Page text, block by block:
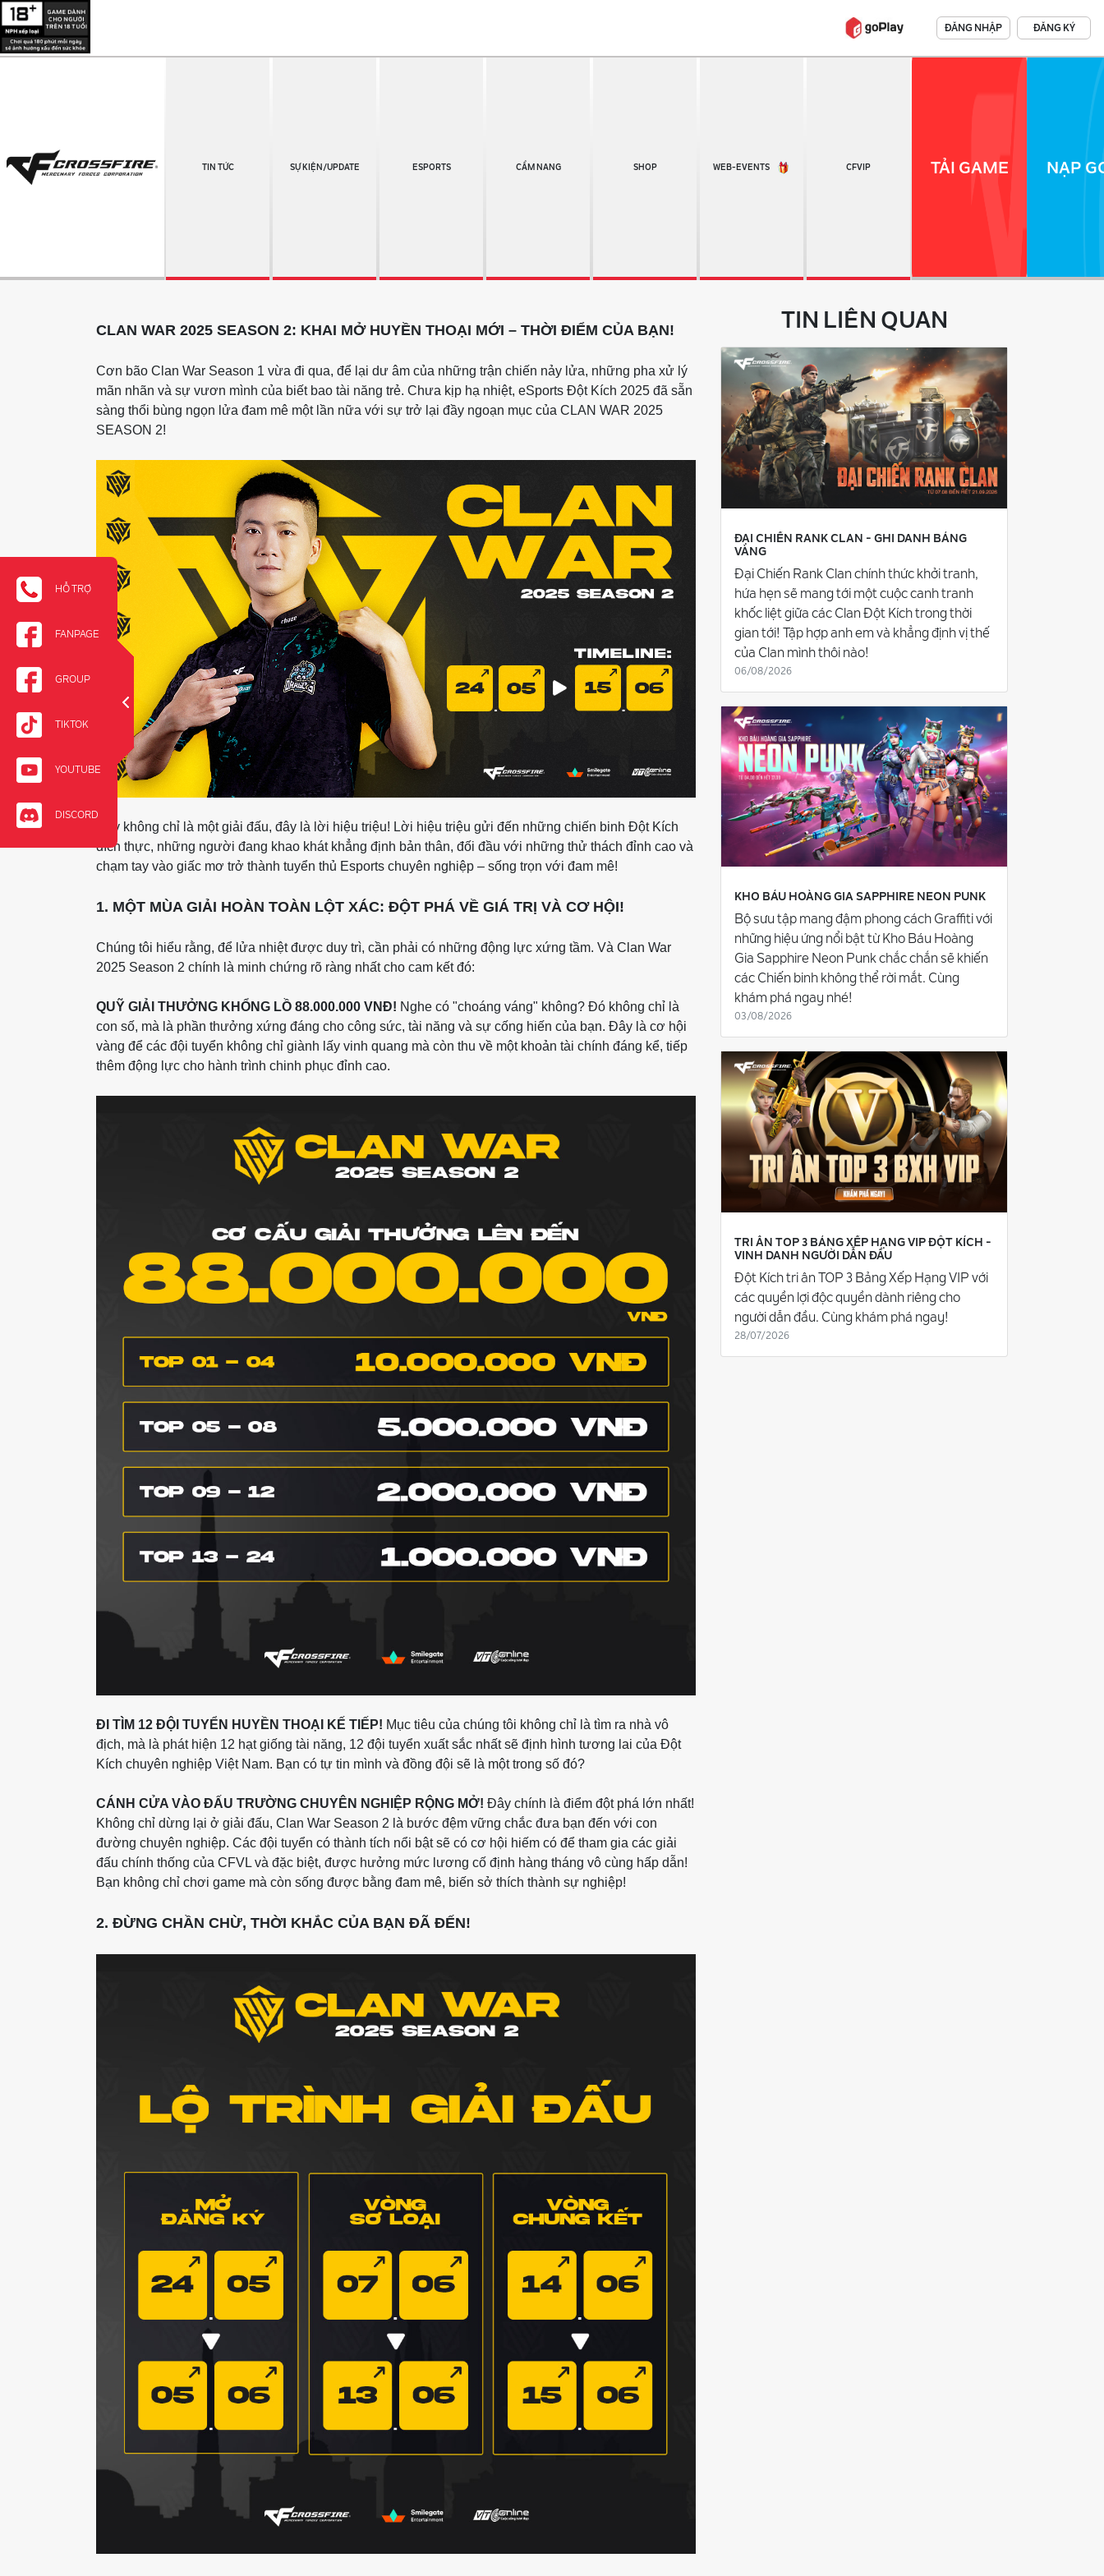
HỖ TRỢ
FANPAGE
GROUP
TIKTOK
YOUTUBE
DISCORD
ĐĂNG NHẬP ĐĂNG KÝ
TIN TỨC SỰ KIỆN/UPDATE ESPORTS CẨM NANG SHOP WEB-EVENTS CFVIP TẢI GAME NẠP
CLAN WAR 2025 SEASON 2: KHAI MỞ HUYỀN THOẠI MỚI – THỜI ĐIỂM CỦA BẠN!
Cơn bão Clan War Season 1 vừa đi qua, để lại dư âm của những trận chiến nảy lửa, những pha xử lý
mãn nhãn và sự vươn mình của biết bao tài năng trẻ. Chưa kịp hạ nhiệt, eSports Đột Kích 2025 đã sẵn
sàng thổi bùng ngọn lửa đam mê một lần nữa với sự trở lại đầy ngoạn mục của CLAN WAR 2025
SEASON 2!
Đây không chỉ là một giải đấu, đây là lời hiệu triệu! Lời hiệu triệu gửi đến những chiến binh Đột Kích
đích thực, những người đang khao khát khẳng định bản thân, đối đầu với những thử thách đỉnh cao và
chạm tay vào giấc mơ trở thành tuyển thủ Esports chuyên nghiệp – sống trọn với đam mê!
1. MỘT MÙA GIẢI HOÀN TOÀN LỘT XÁC: ĐỘT PHÁ VỀ GIÁ TRỊ VÀ CƠ HỘI!
Chúng tôi hiểu rằng, để lửa nhiệt được duy trì, cần phải có những động lực xứng tầm. Và Clan War
2025 Season 2 chính là minh chứng rõ ràng nhất cho cam kết đó:
QUỸ GIẢI THƯỞNG KHỔNG LỒ 88.000.000 VNĐ! Nghe có "choáng váng" không? Đó không chỉ là
con số, mà là phần thưởng xứng đáng cho công sức, tài năng và sự cống hiến của bạn. Đây là cơ hội
vàng để các đội tuyển không chỉ giành lấy vinh quang mà còn thu về một khoản tài chính đáng kể, tiếp
thêm động lực cho hành trình chinh phục đỉnh cao.
ĐI TÌM 12 ĐỘI TUYỂN HUYỀN THOẠI KẾ TIẾP! Mục tiêu của chúng tôi không chỉ là tìm ra nhà vô
địch, mà là phát hiện 12 hạt giống tài năng, 12 đội tuyển xuất sắc nhất sẽ định hình tương lai của Đột
Kích chuyên nghiệp Việt Nam. Bạn có tự tin mình và đồng đội sẽ là một trong số đó?
CÁNH CỬA VÀO ĐẤU TRƯỜNG CHUYÊN NGHIỆP RỘNG MỞ! Đây chính là điểm đột phá lớn nhất!
Không chỉ dừng lại ở giải đấu, Clan War Season 2 là bước đệm vững chắc đưa bạn đến với con
đường chuyên nghiệp. Các đội tuyển có thành tích nổi bật sẽ có cơ hội hiếm có để tham gia các giải
đấu chính thống của CFVL và đặc biệt, được hưởng mức lương cố định hàng tháng vô cùng hấp dẫn!
Bạn không chỉ chơi game mà còn sống được bằng đam mê, biến sở thích thành sự nghiệp!
2. ĐỪNG CHẦN CHỪ, THỜI KHẮC CỦA BẠN ĐÃ ĐẾN!
TIN LIÊN QUAN
ĐẠI CHIẾN RANK CLAN - GHI DANH BẢNG
VÀNG
Đại Chiến Rank Clan chính thức khởi tranh,
hứa hẹn sẽ mang tới một cuộc canh tranh
khốc liệt giữa các Clan Đột Kích trong thời
gian tới! Tập hợp anh em và khẳng định vị thế
của Clan mình thôi nào!
06/08/2026
KHO BÁU HOÀNG GIA SAPPHIRE NEON PUNK
Bộ sưu tập mang đậm phong cách Graffiti với
những hiệu ứng nổi bật từ Kho Báu Hoàng
Gia Sapphire Neon Punk chắc chắn sẽ khiến
các Chiến binh không thể rời mắt. Cùng
khám phá ngay nhé!
03/08/2026
TRI ÂN TOP 3 BẢNG XẾP HẠNG VIP ĐỘT KÍCH -
VINH DANH NGƯỜI DẪN ĐẦU
Đột Kích tri ân TOP 3 Bảng Xếp Hạng VIP với
các quyền lợi độc quyền dành riêng cho
người dẫn đầu. Cùng khám phá ngay!
28/07/2026